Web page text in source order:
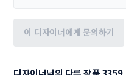
이 디자이너에게 문의하기